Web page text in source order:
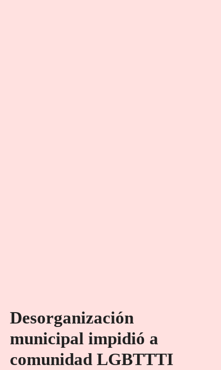
Desorganización
municipal impidió a
comunidad LGBTTTI